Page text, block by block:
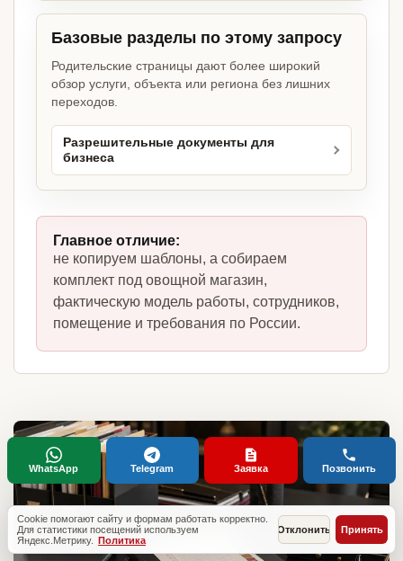
Базовые разделы по этому запросу
Родительские страницы дают более широкий
обзор услуги, объекта или региона без лишних
переходов.
Разрешительные документы для
бизнеса
Главное отличие:
не копируем шаблоны, а собираем
комплект под овощной магазин,
фактическую модель работы, сотрудников,
помещение и требования по России.
Cookie помогают сайту и формам работать корректно.
Для статистики посещений используем
Яндекс.Метрику. Политика
Отклонить Принять
WhatsApp Telegram Заявка Позвонить